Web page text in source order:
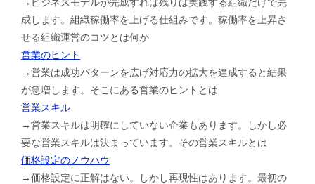
成します。組織稼働率を上げる仕組みです。稼働率を上昇さ
せる組織運営のコツとは何か
営業のヒント
→営業は成功パターンを広げ対応力の拡大を達成すると結果
が急増します。そこにある営業のヒントとは
営業スキル
→営業スキルは明確にしていない企業もあります。しかし必
要な営業スキルは決まっています。その営業スキルとは
価格設定のノウハウ
→価格設定に正解はない。しかし再現性はあります。最初の